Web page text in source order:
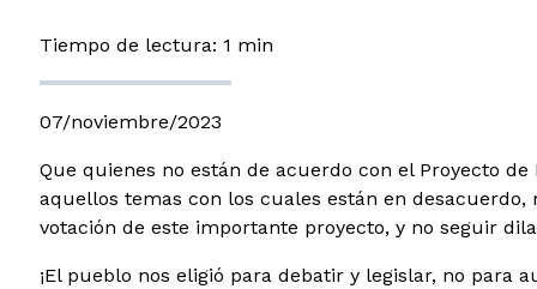
Tiempo de lectura: 1 min
07/noviembre/2023
Que quienes no están de acuerdo con el Proyecto
aquellos temas con los cuales están en
votación de este importante proyecto, y no seguir
¡El pueblo nos eligió para debatir y legislar, no para